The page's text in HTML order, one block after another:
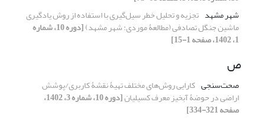
شهر مشهد تجزیه و تحلیل خطر سیل‌گیری با استفاده از روش‌ یادگیری
ماشین جنگل تصادفی (مطالعۀ موردی: شهر مشهد) [دوره 10، شماره
1، 1402، صفحه 1-15]
ص
صحت‌سنجی کارایی روش‌های مختلف تهیۀ نقشۀ کاربری/پوشش
اراضی در حوضۀ آبخیز معرف کسیلیان [دوره 10، شماره 3، 1402،
صفحه 321-334]